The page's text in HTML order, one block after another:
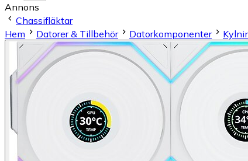
Annons
Chassifläktar
Hem
Datorer & Tillbehör Datorkomponenter